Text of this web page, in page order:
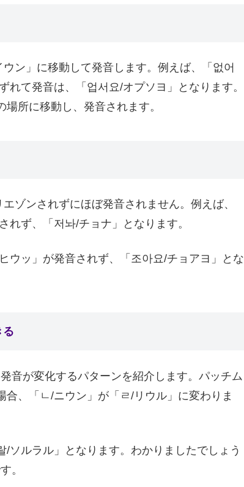
ン」に移動して発音します。例えば、「없어
て発音は、「업서요/オプソヨ」となります。
所に移動し、発音されます。
ゾンされずにほぼ発音されません。例えば、
れず、「저놔/チョナ」となります。
ウッ」が発音されず、「조아요/チョアヨ」とな
る
音が変化するパターンを紹介します。パッチム
合、「ㄴ/ニウン」が「ㄹ/リウル」に変わりま
ソルラル」となります。わかりましたでしょう
。